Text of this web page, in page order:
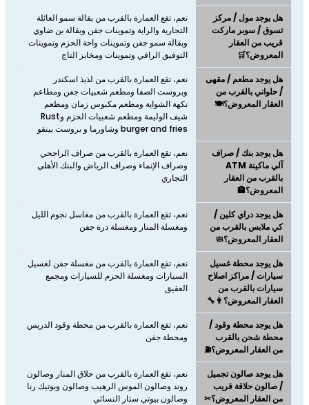
هل يوجد مول / مركز
تسوق / سوبر ماركت
قريب من العقار
المعروض؟🛒
نعم، تقع العمارة بالقرب من بقالة سمو العائلة
التجارية والراية وتموينات جفن وبقالة بن ضاوي
وبقالة سمو جفن وتموينات واحة الحزم وتموينات
التوفيق الراقي وتموينات ومخابز التاج
هل يوجد مطعم / مقهى
/ حلواني بالقرب من
العقار المعروض؟🍽️
نعم، تقع العمارة بالقرب من لذيذ اسكندر
وبروست الصفا ومطعم شعبيات جفن ومطاعم
نكهة الشواية ومطعم مكبوس زمان ومطعم
شيف الوليمة ومطعم شعبيات الحزم وRust
burger and fries وشاورما و بروست بينقو
هل يوجد بنك / صراف
آلي ماكينة ATM
بالقرب من العقار
المعروض؟🏦
نعم، تقع العمارة بالقرب من صراف الراجحي
وصراف الإنماء وصراف الرياض والبنك الأهلي
التجاري
هل يوجد دراي كلين /
كي ملابس بالقرب من
العقار المعروض؟🧼
نعم، تقع العمارة بالقرب من مغاسل نجوم الليل
ومغسلة المنار ومغسلة درة جفن
هل يوجد محطة غسيل
سيارات / مراكز اصلاح
سيارات بالقرب من
العقار المعروض؟👨‍🔧
نعم، تقع العمارة بالقرب من مغسلة جفن لغسيل
السيارات ومغسلة الحزم للسيارات ومجمع
العقيق
هل يوجد محطة وقود /
محطة شحن بالقرب
من العقار المعروض؟⛽
نعم، تقع العمارة بالقرب من محطة وقود الدريس
ومحطة جفن
هل يوجد صالون تجميل
/ صالون حلاقة قريب
من العقار المعروض؟✂
نعم، تقع العمارة بالقرب من حلاق المنار وصالون
روند وصالون الموس الرهيب وصالون وبوتيك رنا
وصالون بيوتي ستار النسائي